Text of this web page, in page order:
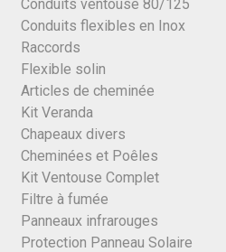
Conduits ventouse 80/125
Conduits flexibles en Inox
Raccords
Flexible solin
Articles de cheminée
Kit Veranda
Chapeaux divers
Cheminées et Poêles
Kit Ventouse Complet
Filtre à fumée
Panneaux infrarouges
Protection Panneau Solaire